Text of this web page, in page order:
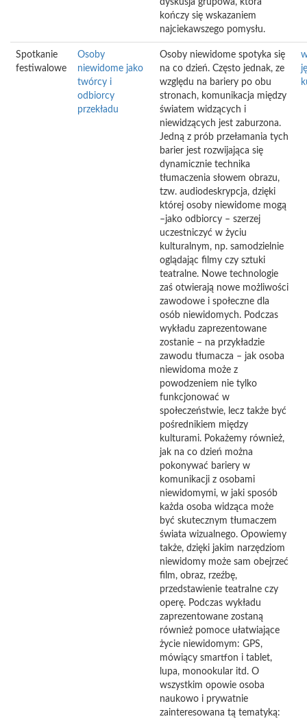
dyskusja grupowa, która
kończy się wskazaniem
najciekawszego pomysłu.
Spotkanie
festiwalowe
Osoby
niewidome jako
twórcy i
odbiorcy
przekładu
Osoby niewidome spotyka się
na co dzień. Często jednak, ze
względu na bariery po obu
stronach, komunikacja między
światem widzących i
niewidzących jest zaburzona.
Jedną z prób przełamania tych
barier jest rozwijająca się
dynamicznie technika
tłumaczenia słowem obrazu,
tzw. audiodeskrypcja, dzięki
której osoby niewidome mogą
–jako odbiorcy – szerzej
uczestniczyć w życiu
kulturalnym, np. samodzielnie
oglądając filmy czy sztuki
teatralne. Nowe technologie
zaś otwierają nowe możliwości
zawodowe i społeczne dla
osób niewidomych. Podczas
wykładu zaprezentowane
zostanie – na przykładzie
zawodu tłumacza – jak osoba
niewidoma może z
powodzeniem nie tylko
funkcjonować w
społeczeństwie, lecz także być
pośrednikiem między
kulturami. Pokażemy również,
jak na co dzień można
pokonywać bariery w
komunikacji z osobami
niewidomymi, w jaki sposób
każda osoba widząca może
być skutecznym tłumaczem
świata wizualnego. Opowiemy
także, dzięki jakim narzędziom
niewidomy może sam obejrzeć
film, obraz, rzeźbę,
przedstawienie teatralne czy
operę. Podczas wykładu
zaprezentowane zostaną
również pomoce ułatwiające
życie niewidomym: GPS,
mówiący smartfon i tablet,
lupa, monookular itd. O
wszystkim opowie osoba
naukowo i prywatnie
zainteresowana tą tematyką: